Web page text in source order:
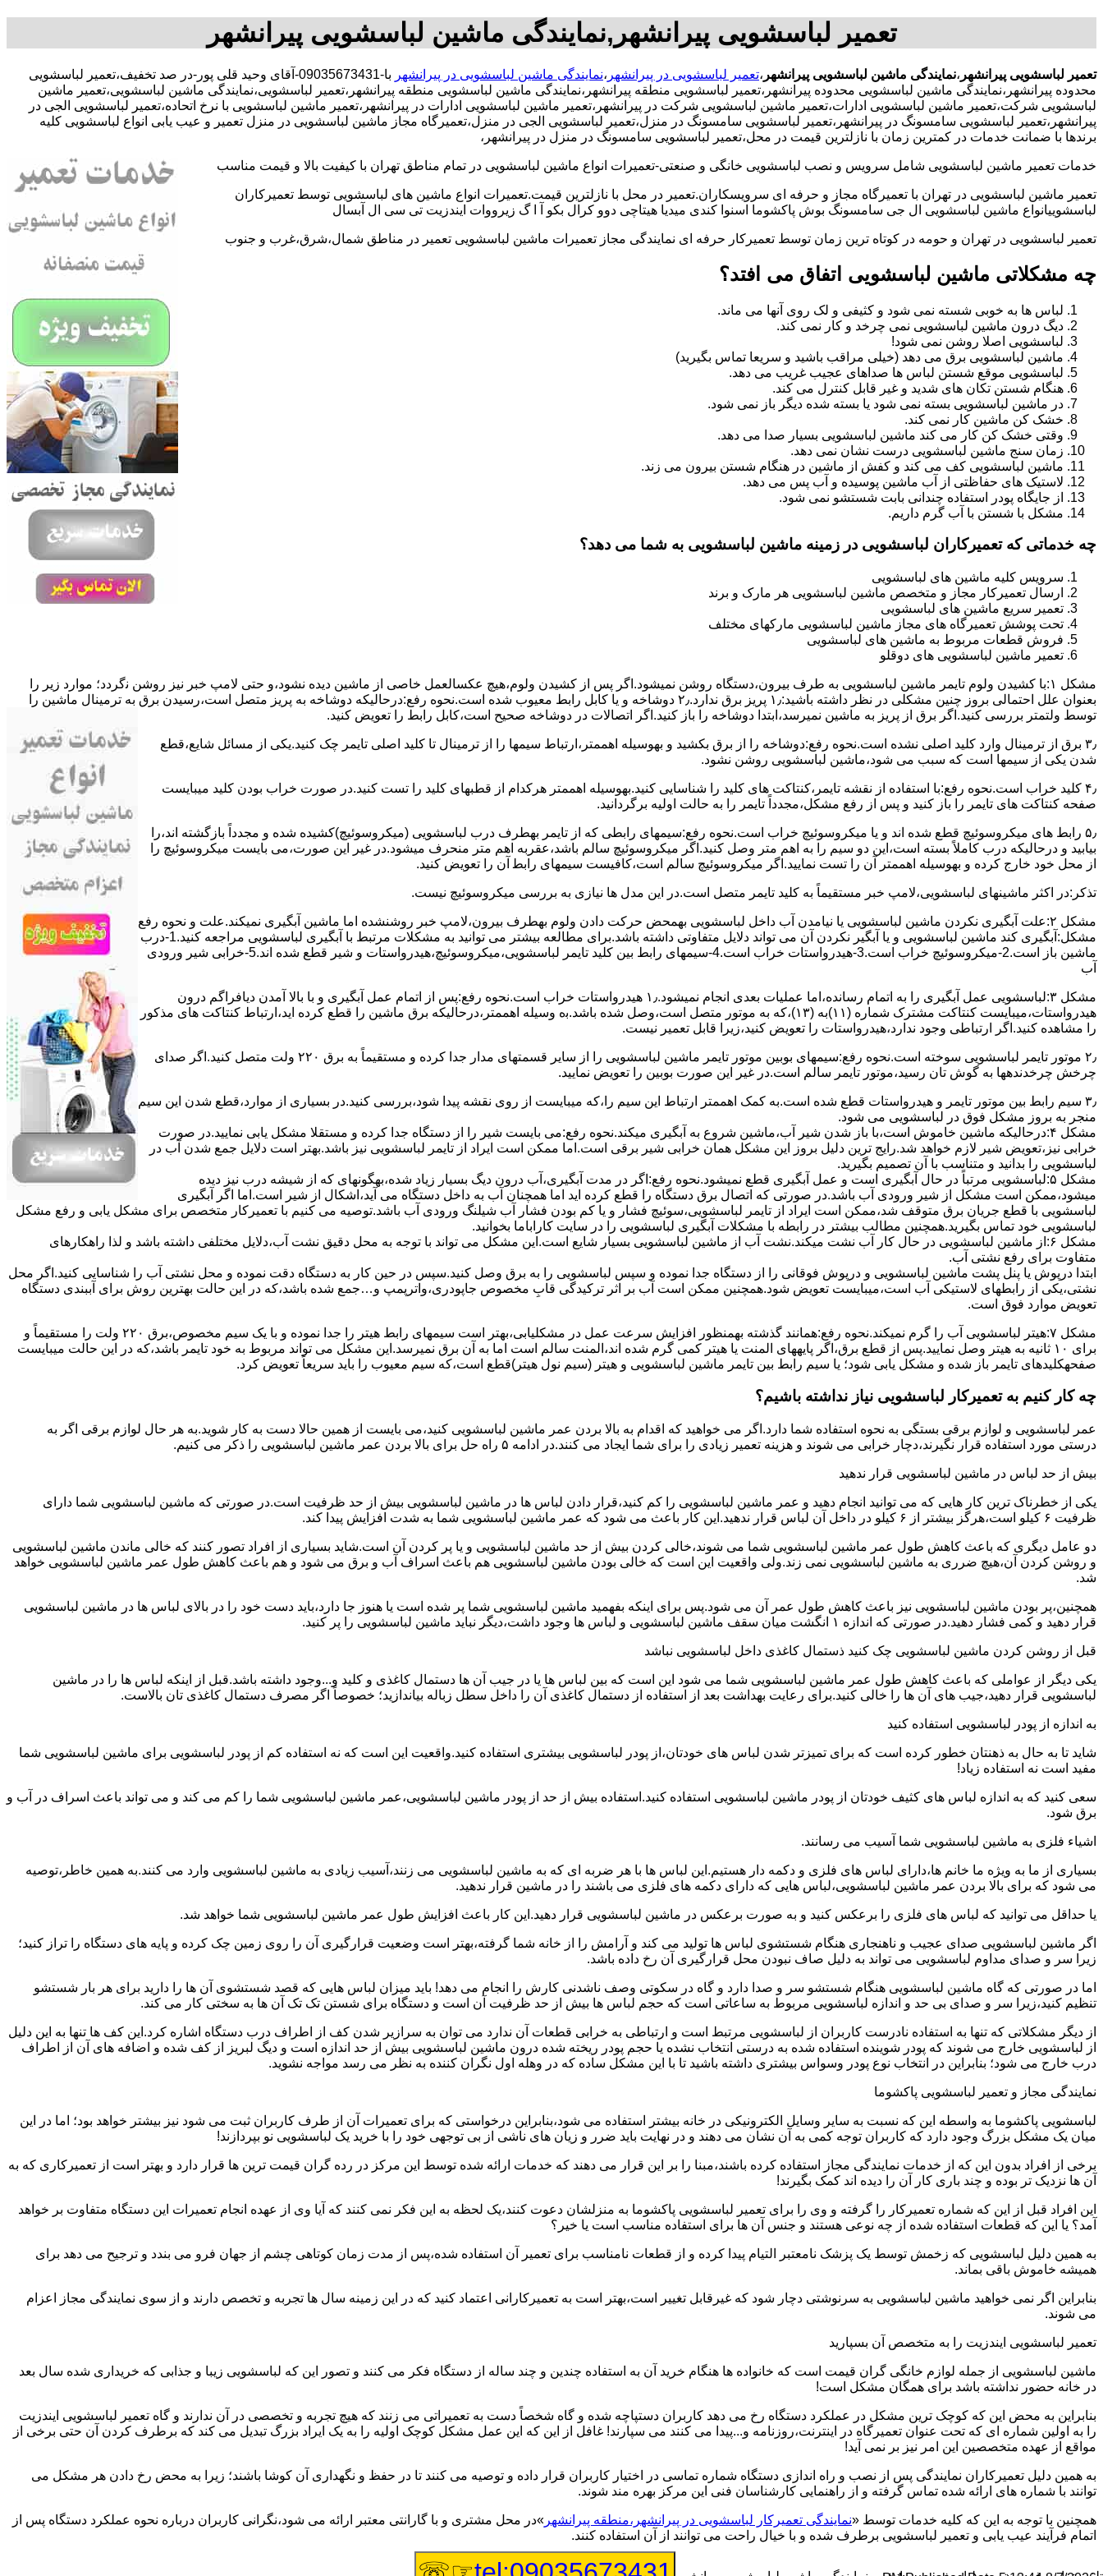
تعمیر لباسشویی پیرانشهر,نمایندگی ماشین لباسشویی پیرانشهر
تعمیر لباسشویی پیرانشهر ،نمایندگی ماشین لباسشویی پیرانشهر ،تعمیر لباسشویی در پیرانشهر ،نمایندگی ماشین لباسشویی در پیرانشهر
با-09035673431-آقای وحید قلی پور-در صد تخفیف،تعمیر لباسشویی
محدوده پیرانشهر،نمایندگی ماشین لباسشویی محدوده پیرانشهر،تعمیر لباسشویی منطقه پیرانشهر،نمایندگی ماشین لباسشویی منطقه پیرانشهر،تعمیر لباسشویی،نمایندگی ماشین لباسشویی،تعمیر ماشین
لباسشویی شرکت،تعمیر ماشین لباسشویی ادارات،تعمیر ماشین لباسشویی شرکت در پیرانشهر،تعمیر ماشین لباسشویی ادارات در پیرانشهر،تعمیر ماشین لباسشویی با نرخ اتحاده،تعمیر لباسشویی الجی در
پیرانشهر،تعمیر لباسشویی سامسونگ در پیرانشهر،تعمیر لباسشویی سامسونگ در منزل،تعمیر لباسشویی الجی در منزل،تعمیرگاه مجاز ماشین لباسشویی در منزل تعمیر و عیب یابی انواع لباسشویی کلیه
برندها با ضمانت خدمات در کمترین زمان با نازلترین قیمت در محل،تعمیر لباسشویی سامسونگ در منزل در پیرانشهر،
خدمات تعمیر ماشین لباسشویی شامل سرویس و نصب لباسشویی خانگی و صنعتی-تعمیرات انواع ماشین لباسشویی در تمام مناطق تهران با کیفیت بالا و قیمت مناسب
تعمیر ماشین لباسشویی در تهران با تعمیرگاه مجاز و حرفه ای سرویسکاران.تعمیر در محل با نازلترین قیمت.تعمیرات انواع ماشین های لباسشویی توسط تعمیرکاران
لباسشوییانواع ماشین لباسشویی ال جی سامسونگ بوش پاکشوما اسنوا کندی میدیا هیتاچی دوو کرال بکو آ ا گ زیرووات ایندزیت تی سی ال آبسال
تعمیر لباسشویی در تهران و حومه در کوتاه ترین زمان توسط تعمیرکار حرفه ای نمایندگی مجاز تعمیرات ماشین لباسشویی تعمیر در مناطق شمال،شرق،غرب و جنوب
چه مشکلاتی ماشین لباسشویی اتفاق می افتد؟
لباس ها به خوبی شسته نمی شود و کثیفی و لک روی آنها می ماند.
دیگ درون ماشین لباسشویی نمی چرخد و کار نمی کند.
لباسشویی اصلا روشن نمی شود!
ماشین لباسشویی برق می دهد (خیلی مراقب باشید و سریعا تماس بگیرید)
لباسشویی موقع شستن لباس ها صداهای عجیب غریب می دهد.
هنگام شستن تکان های شدید و غیر قابل کنترل می کند.
در ماشین لباسشویی بسته نمی شود یا بسته شده دیگر باز نمی شود.
خشک کن ماشین کار نمی کند.
وقتی خشک کن کار می کند ماشین لباسشویی بسیار صدا می دهد.
زمان سنج ماشین لباسشویی درست نشان نمی دهد.
ماشین لباسشویی کف می کند و کفش از ماشین در هنگام شستن بیرون می زند.
لاستیک های حفاظتی از آب ماشین پوسیده و آب پس می دهد.
از جایگاه پودر استفاده چندانی بابت شستشو نمی شود.
مشکل با شستن با آب گرم داریم.
چه خدماتی که تعمیرکاران لباسشویی در زمینه ماشین لباسشویی به شما می دهد؟
سرویس کلیه ماشین های لباسشویی
ارسال تعمیرکار مجاز و متخصص ماشین لباسشویی هر مارک و برند
تعمیر سریع ماشین های لباسشویی
تحت پوشش تعمیرگاه های مجاز ماشین لباسشویی مارکهای مختلف
فروش قطعات مربوط به ماشین های لباسشویی
تعمیر ماشین لباسشویی های دوقلو
مشکل ۱:ﺑﺎ ﮐﺸﯿﺪن وﻟﻮم ﺗﺎﯾﻤﺮ ماشین لباسشویی به طرف ﺑﯿﺮون،دستگاه روﺷﻦ نمیشود.اﮔﺮ ﭘﺲ از ﮐﺸﯿﺪن وﻟﻮم،ﻫﯿﭻ عکسالعمل ﺧﺎﺻﯽ از ﻣﺎﺷﯿﻦ دﯾﺪه نشود،و حتی ﻻﻣﭗ ﺧﺒﺮ ﻧﯿﺰ روﺷﻦ ﻧگردد؛ موارد زیر را
بعنوان ﻋﻠﻞ احتمالی بروز چنین مشکلی در نظر داشته باشید:۱٫ ﭘﺮﯾﺰ ﺑﺮق ﻧﺪارد.۲٫ دوﺷﺎﺧﻪ و ﯾﺎ ﮐﺎﺑﻞ راﺑﻂ ﻣﻌﯿﻮب ﺷﺪه است.نحوه رفع:درحالیکه دوﺷﺎﺧﻪ ﺑﻪ ﭘﺮﯾﺰ ﻣﺘﺼﻞ اﺳﺖ،رﺳﯿﺪن ﺑﺮق ﺑﻪ ﺗﺮﻣﯿﻨﺎل ﻣﺎﺷﯿﻦ را
ﺗﻮﺳﻂ ولتمتر بررسی ﮐﻨﯿﺪ.اﮔﺮ ﺑﺮق از ﭘﺮﯾﺰ ﺑﻪ ﻣﺎﺷﯿﻦ نمیرسد،اﺑﺘﺪا دوشاخه را باز کنید.اﮔﺮ اﺗﺼﺎﻻت در دوشاخه ﺻﺤﯿﺢ اﺳﺖ،ﮐﺎﺑﻞ راﺑﻂ را ﺗﻌﻮﯾﺾ کنید.
۳٫ ﺑﺮق از ﺗﺮﻣﯿﻨﺎل وارد ﮐﻠﯿﺪ اﺻﻠﯽ ﻧﺸﺪه است.نحوه رﻓﻊ:دوشاخه را از ﺑﺮق بکشید و بهوسیله اهممتر،ارﺗﺒﺎط سیمها را از ﺗﺮﻣﯿﻨﺎل ﺗﺎ ﮐﻠﯿﺪ اﺻﻠﯽ ﺗﺎﯾﻤﺮ چک کنید.یکی از مسائل شایع،ﻗﻄﻊ
شدن ﯾﮑﯽ از سیمها است که سبب می شود،ﻣﺎﺷﯿﻦ لباسشویی روﺷﻦ نشود.
۴٫ ﮐﻠﯿﺪ ﺧﺮاب اﺳﺖ.نحوه رفع:ﺑﺎ اﺳﺘﻔﺎده از ﻧﻘﺸﻪ ﺗﺎﯾﻤﺮ،ﮐﻨﺘﺎﮐﺖ ﻫﺎی ﮐﻠﯿﺪ را ﺷﻨﺎﺳﺎﯾﯽ کنید.بهوسیله اهممتر هرکدام از قطبهای ﮐﻠﯿﺪ را ﺗﺴﺖ ﮐﻨﯿﺪ.در ﺻﻮرت ﺧﺮاب ﺑﻮدن ﮐﻠﯿﺪ میبایست
ﺻﻔﺤﻪ ﮐﻨﺘﺎﮐﺖ ﻫﺎی ﺗﺎﯾﻤﺮ را باز کنید و ﭘﺲ از رﻓﻊ مشکل،مجدداً ﺗﺎﯾﻤﺮ را به حالت اوﻟﯿﻪ برگردانید.
۵٫ رابط های ﻣﯿﮑﺮوﺳﻮﺋﯿﭻ ﻗﻄﻊ شده اند و ﯾﺎ ﻣﯿﮑﺮوﺳﻮﺋﯿﭻ ﺧﺮاب اﺳﺖ.نحوه رفع:سیمهای راﺑﻄﯽ ﮐﻪ از ﺗﺎﯾﻤﺮ بهطرف درب لباسشویی (ﻣﯿﮑﺮوﺳﻮﺋﯿﭻ)کشیده شده و مجدداً بازگشته اند،را
ﺑﯿﺎﺑﯿﺪ و درحالیکه درب کاملاً ﺑﺴﺘﻪ اﺳﺖ،اﯾﻦ دو ﺳﯿﻢ را ﺑﻪ اﻫﻢ ﻣﺘﺮ وصل کنید.اﮔﺮ ﻣﯿﮑﺮوﺳﻮﺋﯿﭻ ﺳﺎﻟﻢ ﺑﺎﺷﺪ،ﻋﻘﺮﺑﻪ اهم متر ﻣﻨﺤﺮف میشود.در ﻏﯿﺮ اﯾﻦ ﺻﻮرت،می بایست ﻣﯿﮑﺮوﺳﻮﺋﯿﭻ را
از ﻣﺤﻞ خود ﺧﺎرج کرده و بهوسیله اهممتر آن را ﺗﺴﺖ ﻧﻤﺎﯾﯿﺪ.اﮔﺮ ﻣﯿﮑﺮوﺳﻮﺋﯿﭻ ﺳﺎﻟﻢ اﺳﺖ،ﮐﺎﻓﯿﺴﺖ سیمهای راﺑﻄ آن را ﺗﻌﻮﯾﺾ کنید.
ﺗﺬﮐﺮ:در اﮐﺜﺮ ماشینهای لباسشویی،ﻻﻣﭗ ﺧﺒﺮ مستقیماً ﺑﻪ ﮐﻠﯿﺪ ﺗﺎﯾﻤﺮ ﻣﺘﺼﻞ اﺳﺖ.در اﯾﻦ مدل ها ﻧﯿﺎزی ﺑﻪ بررسی ﻣﯿﮑﺮوﺳﻮﺋﯿﭻ نیست.
مشکل ۲:علت آبگیری نکردن ماشین لباسشویی یا نیامدن آب داخل لباسشویی بهمحض ﺣﺮﮐﺖ دادن وﻟﻮم بهطرف ﺑﯿﺮون،ﻻﻣﭗ ﺧﺒﺮ روشنشده اﻣﺎ ﻣﺎﺷﯿﻦ آﺑﮕﯿﺮی نمیکند.ﻋﻠﺖ و نحوه رﻓﻊ
مشکل:آبگیری کند ماشین لباسشویی و یا آبگیر نکردن آن می تواند دلایل متفاوتی داشته باشد.برای مطالعه بیشتر می توانید به مشکلات مرتبط با آبگیری لباسشویی مراجعه کنید.1-درب
ﻣﺎﺷﯿﻦ ﺑﺎز اﺳﺖ.2-ﻣﯿﮑﺮوﺳﻮﺋﯿﭻ ﺧﺮاب اﺳﺖ.3-ﻫﯿﺪرواﺳﺘﺎت ﺧﺮاب اﺳﺖ.4-سیمهای راﺑﻂ ﺑﯿﻦ ﮐﻠﯿﺪ ﺗﺎﯾﻤﺮ لباسشویی،ﻣﯿﮑﺮوﺳﻮﺋﯿﭻ،ﻫﯿﺪرواﺳﺘﺎت و ﺷﯿﺮ ﻗﻄﻊ ﺷﺪه اند.5-خرابی شیر ورودی
آب
مشکل ۳:لباسشویی ﻋﻤﻞ آﺑﮕﯿﺮی را ﺑﻪ اﺗﻤﺎم رﺳﺎﻧﺪه،اﻣﺎ ﻋﻤﻠﯿﺎت ﺑﻌﺪی اﻧﺠﺎم نمیشود.۱٫ ﻫﯿﺪرواﺳﺘﺎت ﺧﺮاب اﺳﺖ.نحوه رﻓﻊ:ﭘﺲ از اﺗﻤﺎم عمل آﺑﮕﯿﺮی و ﺑﺎ ﺑﺎﻻ آﻣﺪن دﯾﺎﻓﺮاﮔﻢ درون
ﻫﯿﺪرواﺳﺘﺎت،میبایست ﮐﻨﺘﺎﮐﺖ ﻣﺸﺘﺮک شماره (۱۱)به (۱۳)،ﮐﻪ ﺑﻪ ﻣﻮﺗﻮر ﻣﺘﺼﻞ اﺳﺖ،وﺻﻞ ﺷﺪه ﺑﺎﺷﺪ.ﺑه وسیله اهممتر،درحالیکه ﺑﺮق ﻣﺎﺷﯿﻦ را ﻗﻄﻊ کرده اید،ارﺗﺒﺎط ﮐﻨﺘﺎﮐﺖ ﻫﺎی ﻣﺬﮐﻮر
را ﻣﺸﺎﻫﺪه کنید.اﮔﺮ ارﺗﺒﺎطی وجود ندارد،ﻫﯿﺪرواﺳﺘﺎت را ﺗﻌﻮﯾﺾ ﮐﻨﯿﺪ،زﯾﺮا قابل ﺗﻌﻤﯿﺮ نیست.
۲٫ ﻣﻮﺗﻮر ﺗﺎﯾﻤﺮ لباسشویی ﺳﻮﺧﺘﻪ اﺳﺖ.نحوه رﻓﻊ:سیمهای ﺑﻮﺑﯿﻦ ﻣﻮﺗﻮر ﺗﺎﯾﻤﺮ ماشین لباسشویی را از ﺳﺎﯾﺮ قسمتهای ﻣﺪار ﺟﺪا کرده و مستقیماً ﺑﻪ برق ۲۲۰ وﻟﺖ ﻣﺘﺼﻞ کنید.اﮔﺮ ﺻﺪای
ﭼﺮﺧﺶ چرخدندهها به گوش تان رﺳﯿﺪ،ﻣﻮﺗﻮر ﺗﺎﯾﻤﺮ ﺳﺎﻟﻢ اﺳﺖ.در ﻏﯿﺮ اﯾﻦ ﺻﻮرت ﺑﻮﺑﯿﻦ را ﺗﻌﻮﯾﺾ ﻧﻤﺎﯾﯿﺪ.
۳٫ ﺳﯿﻢ راﺑﻂ ﺑﯿﻦ ﻣﻮﺗﻮر ﺗﺎﯾﻤﺮ و ﻫﯿﺪرواﺳﺘﺎت ﻗﻄﻊ ﺷﺪه اﺳﺖ.به کمک اهممتر ارﺗﺒﺎط اﯾﻦ ﺳﯿﻢ را،ﮐﻪ میبایست از روی ﻧﻘﺸﻪ ﭘﯿﺪا ﺷﻮد،بررسی ﮐﻨﯿﺪ.در ﺑﺴﯿﺎری از موارد،ﻗﻄﻊ ﺷﺪن اﯾﻦ ﺳﯿﻢ
ﻣﻨﺠﺮ ﺑﻪ ﺑﺮوز مشکل ﻓﻮق در لباسشویی می شود.
مشکل ۴:درحالیکه ﻣﺎﺷﯿﻦ ﺧﺎﻣﻮش اﺳﺖ،ﺑﺎ ﺑﺎز ﺷﺪن ﺷﯿﺮ آب،ﻣﺎﺷﯿﻦ ﺷﺮوع ﺑﻪ آﺑﮕﯿﺮی میکند.نحوه رﻓﻊ:می بایست ﺷﯿﺮ را از دستگاه جدا کرده و مستقلا مشکل یابی نمایید.در صورت
خرابی نیز،تعویض شیر لازم خواهد شد.رایج ترین دلیل بروز این مشکل همان خرابی شیر برقی است.اما ممکن است ایراد از تایمر لباسشویی نیز باشد.بهتر است دلایل جمع شدن آب در
لباسشویی را بدانید و متناسب با آن تصمیم بگیرید.
مشکل ۵:لباسشویی مرتباً در ﺣﺎل آﺑﮕﯿﺮی اﺳﺖ و ﻋﻤﻞ آﺑﮕﯿﺮی ﻗﻄﻊ نمیشود.نحوه رﻓﻊ:اﮔﺮ در ﻣﺪت آﺑﮕﯿﺮی،آب درون دﯾﮓ ﺑﺴﯿﺎر زﯾﺎد ﺷﺪه،بهگونهای ﮐﻪ از ﺷﯿﺸﻪ درب ﻧﯿﺰ دﯾﺪه
میشود،ممکن است مشکل از شیر ورودی آب باشد.در صورتی که اتصال برق دستگاه را قطع کرده اید اما همچنان آب به داخل دستگاه می آید،اشکال از شیر است.اما اگر آبگیری
لباسشویی با قطع جریان برق متوقف شد،ممکن است ایراد از تایمر لباسشویی،سوئیچ فشار و یا کم بودن فشار آب شیلنگ ورودی آب باشد.توصیه می کنیم با تعمیرکار متخصص برای مشکل یابی و رفع مشکل
لباسشویی خود تماس بگیرید.همچنین مطالب بیشتر در رابطه با مشکلات آبگیری لباسشویی را در سایت کاراباما بخوانید.
مشکل ۶:از ﻣﺎﺷﯿﻦ لباسشویی در ﺣﺎل ﮐﺎر آب ﻧﺸﺖ میکند.نشت آب از ماشین لباسشویی بسیار شایع است.این مشکل می تواند با توجه به محل دقیق نشت آب،دلایل مختلفی داشته باشد و لذا راهکارهای
متفاوت برای رفع نشتی آب.
ابتدا درپوش یا پنل ﭘﺸﺖ ﻣﺎﺷﯿﻦ لباسشویی و درپوش ﻓﻮﻗﺎﻧﯽ را از دستگاه ﺟﺪا ﻧﻤﻮده و ﺳﭙﺲ لباسشویی را ﺑﻪ ﺑﺮق وصل ﮐﻨﯿﺪ.سپس در حین کار به دستگاه دقت نموده و ﻣﺤﻞ نشتی آب را ﺷﻨﺎﺳﺎﯾﯽ کنید.اﮔﺮ ﻣﺤﻞ
نشتی،ﯾﮑﯽ از رابطهای ﻻﺳﺘﯿﮑﯽ آب اﺳﺖ،میبایست ﺗﻌﻮﯾﺾ شود.همچنین ﻣﻤﮑﻦ اﺳﺖ آب بر اثر ﺗﺮﮐﯿﺪﮔﯽ قابِ ﻣﺨﺼﻮص ﺟﺎﭘﻮدری،واترپمپ و…جمع شده ﺑﺎﺷﺪ،ﮐﻪ در این حالت بهترین روش برای آببندی دستگاه
ﺗﻌﻮﯾﺾ ﻣﻮارد ﻓﻮق اﺳﺖ.
مشکل ۷:ﻫﯿﺘﺮ لباسشویی آب را ﮔﺮم نمیکند.نحوه رﻓﻊ:ﻫﻤﺎﻧﻨﺪ ﮔﺬﺷﺘﻪ بهمنظور اﻓﺰاﯾﺶ ﺳﺮﻋﺖ ﻋﻤﻞ در مشکلیابی،بهتر است سیمهای راﺑﻂ ﻫﯿﺘﺮ را ﺟﺪا ﻧﻤﻮده و ﺑﺎ ﯾﮏ ﺳﯿﻢ ﻣﺨﺼﻮص،برق ۲۲۰ ولت را مستقیماً و
برای ۱۰ ﺛﺎﻧﯿﻪ ﺑﻪ ﻫﯿﺘﺮ وصل نمایید.ﭘﺲ از ﻗﻄﻊ ﺑﺮق،اﮔﺮ پایههای اﻟﻤﻨﺖ یا هیتر کمی ﮔﺮم ﺷﺪه اند،اﻟﻤﻨﺖ ﺳﺎﻟﻢ است اما ﺑﻪ آن ﺑﺮق نمیرسد.اﯾﻦ ﻣﺸﮑﻞ می تواند مربوط به ﺧﻮد ﺗﺎﯾﻤﺮ باشد،ﮐﻪ در این حالت میبایست
صفحهکلیدهای ﺗﺎﯾﻤﺮ باز شده و مشکل یابی شود؛ ﯾﺎ ﺳﯿﻢ راﺑﻂ ﺑﯿﻦ ﺗﺎﯾﻤﺮ ماشین لباسشویی و ﻫﯿﺘﺮ (سیم ﻧﻮل ﻫﯿﺘﺮ)ﻗﻄﻊ اﺳﺖ،ﮐﻪ ﺳﯿﻢ ﻣﻌﯿﻮب را ﺑﺎﯾﺪ سریعاً ﺗﻌﻮﯾﺾ کرد.
چه کار کنیم به تعمیرکار لباسشویی نیاز نداشته باشیم؟
عمر لباسشویی و لوازم برقی بستگی به نحوه استفاده شما دارد.اگر می خواهید که اقدام به بالا بردن عمر ماشین لباسشویی کنید،می بایست از همین حالا دست به کار شوید.به هر حال لوازم برقی اگر به
درستی مورد استفاده قرار نگیرند،دچار خرابی می شوند و هزینه تعمیر زیادی را برای شما ایجاد می کنند.در ادامه ۵ راه حل برای بالا بردن عمر ماشین لباسشویی را ذکر می کنیم.
بیش از حد لباس در ماشین لباسشویی قرار ندهید
یکی از خطرناک ترین کار هایی که می توانید انجام دهید و عمر ماشین لباسشویی را کم کنید،قرار دادن لباس ها در ماشین لباسشویی بیش از حد ظرفیت است.در صورتی که ماشین لباسشویی شما دارای
ظرفیت ۶ کیلو است،هرگز بیشتر از ۶ کیلو در داخل آن لباس قرار ندهید.این کار باعث می شود که عمر ماشین لباسشویی شما به شدت افزایش پیدا کند.
دو عامل دیگری که باعث کاهش طول عمر ماشین لباسشویی شما می شوند،خالی کردن بیش از حد ماشین لباسشویی و یا پر کردن آن است.شاید بسیاری از افراد تصور کنند که خالی ماندن ماشین لباسشویی
و روشن کردن آن،هیچ ضرری به ماشین لباسشویی نمی زند.ولی واقعیت این است که خالی بودن ماشین لباسشویی هم باعث اسراف آب و برق می شود و هم باعث کاهش طول عمر ماشین لباسشویی خواهد
شد.
همچنین،پر بودن ماشین لباسشویی نیز باعث کاهش طول عمر آن می شود.پس برای اینکه بفهمید ماشین لباسشویی شما پر شده است یا هنوز جا دارد،باید دست خود را در بالای لباس ها در ماشین لباسشویی
قرار دهید و کمی فشار دهید.در صورتی که اندازه ۱ انگشت میان سقف ماشین لباسشویی و لباس ها وجود داشت،دیگر نباید ماشین لباسشویی را پر کنید.
قبل از روشن کردن ماشین لباسشویی چک کنید ذستمال کاغذی داخل لباسشویی نباشد
یکی دیگر از عواملی که باعث کاهش طول عمر ماشین لباسشویی شما می شود این است که بین لباس ها یا در جیب آن ها دستمال کاغذی و کلید و...وجود داشته باشد.قبل از اینکه لباس ها را در ماشین
لباسشویی قرار دهید،جیب های آن ها را خالی کنید.برای رعایت بهداشت بعد از استفاده از دستمال کاغذی آن را داخل سطل زباله بیاندازید؛ خصوصاً اگر مصرف دستمال کاغذی تان بالاست.
به اندازه از پودر لباسشویی استفاده کنید
شاید تا به حال به ذهنتان خطور کرده است که برای تمیزتر شدن لباس های خودتان،از پودر لباسشویی بیشتری استفاده کنید.واقعیت این است که نه استفاده کم از پودر لباسشویی برای ماشین لباسشویی شما
مفید است نه استفاده زیاد!
سعی کنید که به اندازه لباس های کثیف خودتان از پودر ماشین لباسشویی استفاده کنید.استفاده بیش از حد از پودر ماشین لباسشویی،عمر ماشین لباسشویی شما را کم می کند و می تواند باعث اسراف در آب و
برق شود.
اشیاء فلزی به ماشین لباسشویی شما آسیب می رسانند.
بسیاری از ما به ویژه ما خانم ها،دارای لباس های فلزی و دکمه دار هستیم.این لباس ها با هر ضربه ای که به ماشین لباسشویی می زنند،آسیب زیادی به ماشین لباسشویی وارد می کنند.به همین خاطر،توصیه
می شود که برای بالا بردن عمر ماشین لباسشویی،لباس هایی که دارای دکمه های فلزی می باشند را در ماشین قرار ندهید.
یا حداقل می توانید که لباس های فلزی را برعکس کنید و به صورت برعکس در ماشین لباسشویی قرار دهید.این کار باعث افزایش طول عمر ماشین لباسشویی شما خواهد شد.
اگر ماشین لباسشویی صدای عجیب و ناهنجاری هنگام شستشوی لباس ها تولید می کند و آرامش را از خانه شما گرفته،بهتر است وضعیت قرارگیری آن را روی زمین چک کرده و پایه های دستگاه را تراز کنید؛
زیرا سر و صدای مداوم لباسشویی می تواند به دلیل صاف نبودن محل قرارگیری آن رخ داده باشد.
اما در صورتی که گاه ماشین لباسشویی هنگام شستشو سر و صدا دارد و گاه در سکوتی وصف ناشدنی کارش را انجام می دهد! باید میزان لباس هایی که قصد شستشوی آن ها را دارید برای هر بار شستشو
تنظیم کنید،زیرا سر و صدای بی حد و اندازه لباسشویی مربوط به ساعاتی است که حجم لباس ها بیش از حد ظرفیت آن است و دستگاه برای شستن تک تک آن ها به سختی کار می کند.
از دیگر مشکلاتی که تنها به استفاده نادرست کاربران از لباسشویی مرتبط است و ارتباطی به خرابی قطعات آن ندارد می توان به سرازیر شدن کف از اطراف درب دستگاه اشاره کرد.این کف ها تنها به این دلیل
از لباسشویی خارج می شوند که پودر شوینده استفاده شده به درستی انتخاب نشده یا حجم پودر ریخته شده درون ماشین لباسشویی بیش از حد اندازه است و دیگ لبریز از کف شده و اضافه های آن از اطراف
درب خارج می شود؛ بنابراین در انتخاب نوع پودر وسواس بیشتری داشته باشید تا با این مشکل ساده که در وهله اول نگران کننده به نظر می رسد مواجه نشوید.
نمایندگی مجاز و تعمیر لباسشویی پاکشوما
لباسشویی پاکشوما به واسطه این که نسبت به سایر وسایل الکترونیکی در خانه بیشتر استفاده می شود،بنابراین درخواستی که برای تعمیرات آن از طرف کاربران ثبت می شود نیز بیشتر خواهد بود؛ اما در این
میان یک مشکل بزرگ وجود دارد که کاربران توجه کمی به آن نشان می دهند و در نهایت باید ضرر و زیان های ناشی از بی توجهی خود را با خرید یک لباسشویی نو بپردازند!
برخی از افراد بدون این که از خدمات نمایندگی مجاز استفاده کرده باشند،مبنا را بر این قرار می دهند که خدمات ارائه شده توسط این مرکز در رده گران قیمت ترین ها قرار دارد و بهتر است از تعمیرکاری که به
آن ها نزدیک تر بوده و چند باری کار آن را دیده اند کمک بگیرند!
این افراد قبل از این که شماره تعمیرکار را گرفته و وی را برای تعمیر لباسشویی پاکشوما به منزلشان دعوت کنند،یک لحظه به این فکر نمی کنند که آیا وی از عهده انجام تعمیرات این دستگاه متفاوت بر خواهد
آمد؟ یا این که قطعات استفاده شده از چه نوعی هستند و جنس آن ها برای استفاده مناسب است یا خیر؟
به همین دلیل لباسشویی که زخمش توسط یک پزشک نامعتبر التیام پیدا کرده و از قطعات نامناسب برای تعمیر آن استفاده شده،پس از مدت زمان کوتاهی چشم از جهان فرو می بندد و ترجیح می دهد برای
همیشه خاموش باقی بماند.
بنابراین اگر نمی خواهید ماشین لباسشویی به سرنوشتی دچار شود که غیرقابل تغییر است،بهتر است به تعمیرکارانی اعتماد کنید که در این زمینه سال ها تجربه و تخصص دارند و از سوی نمایندگی مجاز اعزام
می شوند.
تعمیر لباسشویی ایندزیت را به متخصص آن بسپارید
ماشین لباسشویی از جمله لوازم خانگی گران قیمت است که خانواده ها هنگام خرید آن به استفاده چندین و چند ساله از دستگاه فکر می کنند و تصور این که لباسشویی زیبا و جذابی که خریداری شده سال بعد
در خانه حضور نداشته باشد برای همگان مشکل است!
بنابراین به محض این که کوچک ترین مشکل در عملکرد دستگاه رخ می دهد کاربران دستپاچه شده و گاه شخصاً دست به تعمیراتی می زنند که هیچ تجربه و تخصصی در آن ندارند و گاه تعمیر لباسشویی ایندزیت
را به اولین شماره ای که تحت عنوان تعمیرگاه در اینترنت،روزنامه و...پیدا می کنند می سپارند! غافل از این که این عمل مشکل کوچک اولیه را به یک ایراد بزرگ تبدیل می کند که برطرف کردن آن حتی برخی از
مواقع از عهده متخصصین این امر نیز بر نمی آید!
به همین دلیل تعمیرکاران نمایندگی پس از نصب و راه اندازی دستگاه شماره تماسی در اختیار کاربران قرار داده و توصیه می کنند تا در حفظ و نگهداری آن کوشا باشند؛ زیرا به محض رخ دادن هر مشکل می
توانند با شماره های ارائه شده تماس گرفته و از راهنمایی کارشناسان فنی این مرکز بهره مند شوند.
همچنین با توجه به این که کلیه خدمات توسط «نمایندگی تعمیرکار لباسشویی در پیرانشهر،منطقه پیرانشهر »در محل مشتری و با گارانتی معتبر ارائه می شود،نگرانی کاربران درباره نحوه عملکرد دستگاه پس از
اتمام فرآیند عیب یابی و تعمیر لباسشویی برطرف شده و با خیال راحت می توانند از آن استفاده کنند.